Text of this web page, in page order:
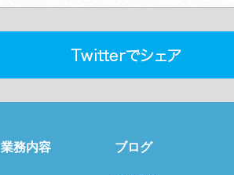
業務内容 ブログ